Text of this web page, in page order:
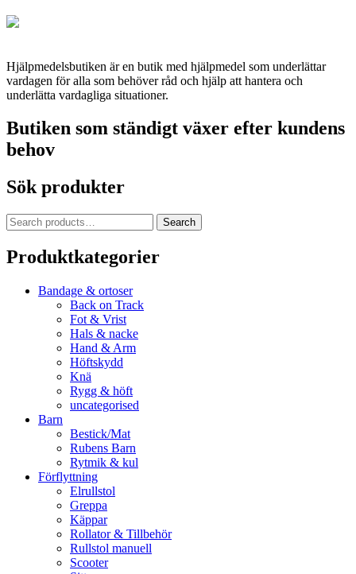
Hjälpmedelsbutiken är en butik med hjälpmedel som underlättar
vardagen för alla som behöver råd och hjälp att hantera och
underlätta vardagliga situationer.
Butiken som ständigt växer efter kundens
behov
Sök produkter
Search
for:
Search
Produktkategorier
Bandage & ortoser
Back on Track
Fot & Vrist
Hals & nacke
Hand & Arm
Höftskydd
Knä
Rygg & höft
uncategorised
Barn
Bestick/Mat
Rubens Barn
Rytmik & kul
Förflyttning
Elrullstol
Greppa
Käppar
Rollator & Tillbehör
Rullstol manuell
Scooter